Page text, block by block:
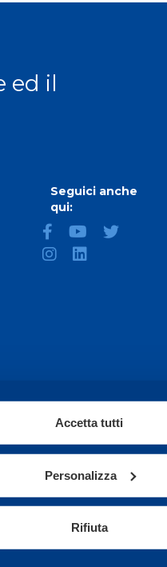
Accetta tutti
Personalizza
Rifiuta
ed il
Seguici anche
qui: